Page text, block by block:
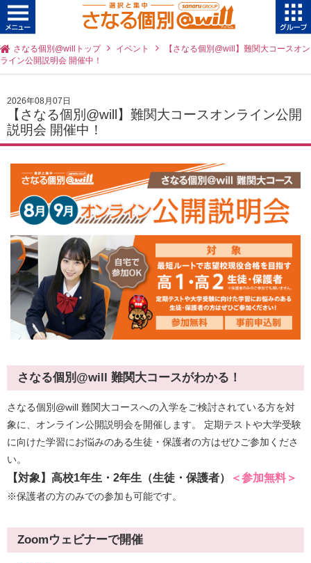
さなる個別@willトップ イベント
【さなる個別@will】難関大コースオン
ライン公開説明会 開催中！
2026年08月07日
【さなる個別@will】難関大コースオンライン公開
説明会 開催中！
さなる個別@will 難関大コースがわかる！
さなる個別@will 難関大コースへの入学をご検討されている方を対
象に、オンライン公開説明会を開催します。 定期テストや大学受験
に向けた学習にお悩みのある生徒・保護者の方はぜひご参加くださ
い。
【対象】高校1年生・2年生（生徒・保護者） ＜参加無料＞
※保護者の方のみでの参加も可能です。
Zoomウェビナーで開催